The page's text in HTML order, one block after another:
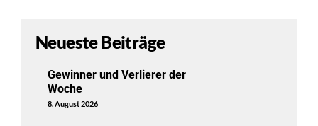
Neueste Beiträge
Gewinner und Verlierer der
Woche
8. August 2026